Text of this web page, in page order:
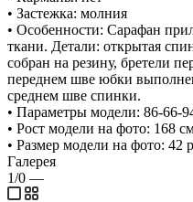
• Застежка: молния
• Особенности: Сарафан
ткани. Детали: открытая
собран на резину, бретели
переднем шве юбки
среднем шве спинки.
• Параметры модели: 86-66-
• Рост модели на фото: 168
• Размер модели на фото: 42
Галерея
1/0 —